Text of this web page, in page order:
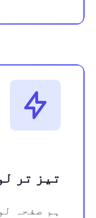
تیز تر
ہم صفحہ